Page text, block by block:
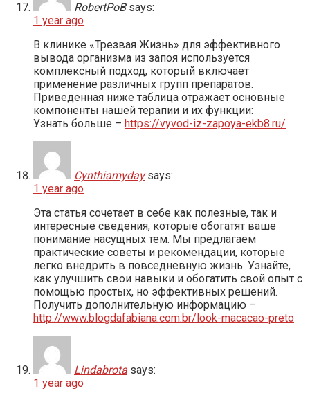
RobertPoB says:
1 year ago
В клинике «Трезвая Жизнь» для эффективного
вывода организма из запоя используется
комплексный подход, который включает
применение различных групп препаратов.
Приведенная ниже таблица отражает основные
компоненты нашей терапии и их функции:
Узнать больше – https://vyvod-iz-zapoya-ekb8.ru/
Cynthiamyday says:
1 year ago
Эта статья сочетает в себе как полезные, так и
интересные сведения, которые обогатят ваше
понимание насущных тем. Мы предлагаем
практические советы и рекомендации, которые
легко внедрить в повседневную жизнь. Узнайте,
как улучшить свои навыки и обогатить свой опыт с
помощью простых, но эффективных решений.
Получить дополнительную информацию –
http://www.blogdafabiana.com.br/look-macacao-preto
Lindabrota says:
1 year ago